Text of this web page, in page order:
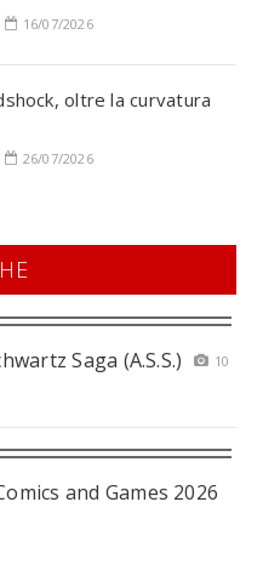
16/07/2026
oltre la curvatura
26/07/2026
Saga (A.S.S.)
10
and Games 2026